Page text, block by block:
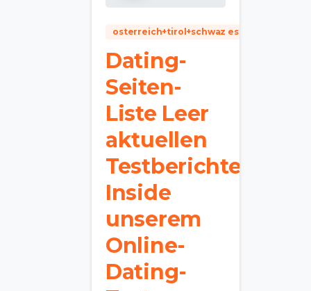
osterreich+tirol+schwaz escorts dates
Dating-
Seiten-
Liste Leer
aktuellen
Testberichte.
Inside
unserem
Online-
Dating-